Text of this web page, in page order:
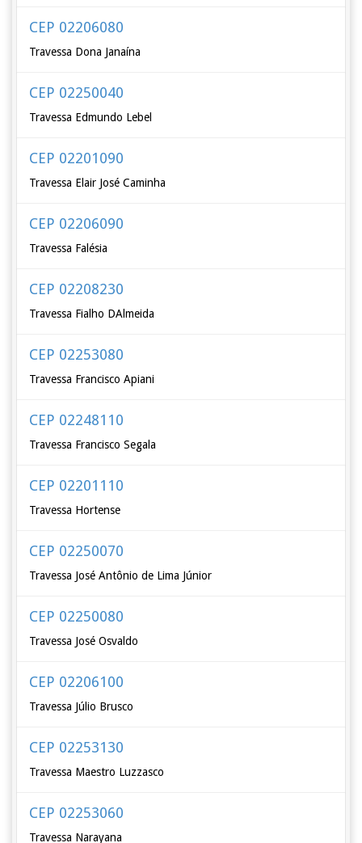
CEP 02206080
Travessa Dona Janaína
CEP 02250040
Travessa Edmundo Lebel
CEP 02201090
Travessa Elair José Caminha
CEP 02206090
Travessa Falésia
CEP 02208230
Travessa Fialho DAlmeida
CEP 02253080
Travessa Francisco Apiani
CEP 02248110
Travessa Francisco Segala
CEP 02201110
Travessa Hortense
CEP 02250070
Travessa José Antônio de Lima Júnior
CEP 02250080
Travessa José Osvaldo
CEP 02206100
Travessa Júlio Brusco
CEP 02253130
Travessa Maestro Luzzasco
CEP 02253060
Travessa Narayana